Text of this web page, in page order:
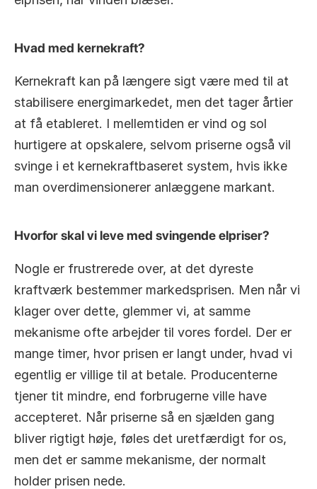
Hvad med kernekraft?
Kernekraft kan på længere sigt være med til at
stabilisere energimarkedet, men det tager årtier
at få etableret. I mellemtiden er vind og sol
hurtigere at opskalere, selvom priserne også vil
svinge i et kernekraftbaseret system, hvis ikke
man overdimensionerer anlæggene markant.
Hvorfor skal vi leve med svingende elpriser?
Nogle er frustrerede over, at det dyreste
kraftværk bestemmer markedsprisen. Men når vi
klager over dette, glemmer vi, at samme
mekanisme ofte arbejder til vores fordel. Der er
mange timer, hvor prisen er langt under, hvad vi
egentlig er villige til at betale. Producenterne
tjener tit mindre, end forbrugerne ville have
accepteret. Når priserne så en sjælden gang
bliver rigtigt høje, føles det uretfærdigt for os,
men det er samme mekanisme, der normalt
holder prisen nede.